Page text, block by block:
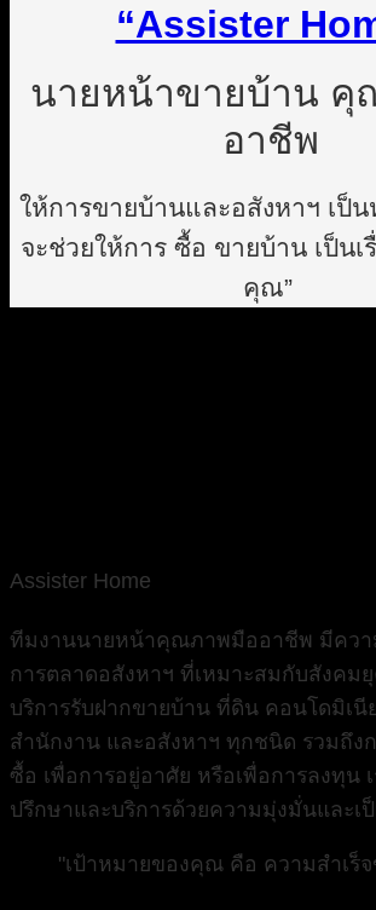
“Assister
นายหน้าขายบ้าน คุ
อาชีพ
ให้การขายบ้านและอสังหาฯ เป็น
จะช่วยให้การ ซื้อ ขายบ้าน เป็นเ
คุณ”
Assister Home
ทีมงานนายหน้าคุณภาพมืออาชีพ มีคว
การตลาดอสังหาฯ ที่เหมาะสมกับสังคม
บริการรับฝากขายบ้าน ที่ดิน คอนโดมิเนี
สำนักงาน และอสังหาฯ ทุกชนิด รวมถึง
ซื้อ เพื่อการอยู่อาศัย หรือเพื่อการลงทุน
ปรึกษาและบริการด้วยความมุ่งมั่นและเ
"เป้าหมายของคุณ คือ ความสำเร็จ